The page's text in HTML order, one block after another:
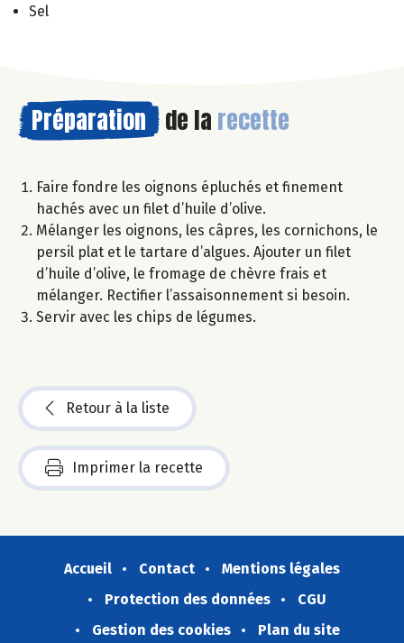
Sel
Préparation de la recette
Faire fondre les oignons épluchés et finement
hachés avec un filet d’huile d’olive.
Mélanger les oignons, les câpres, les cornichons, le
persil plat et le tartare d’algues. Ajouter un filet
d’huile d’olive, le fromage de chèvre frais et
mélanger. Rectifier l’assaisonnement si besoin.
Servir avec les chips de légumes.
Retour à la liste
Imprimer la recette
Accueil Contact
Mentions légales
Protection des données
CGU
Gestion des cookies
Plan du site